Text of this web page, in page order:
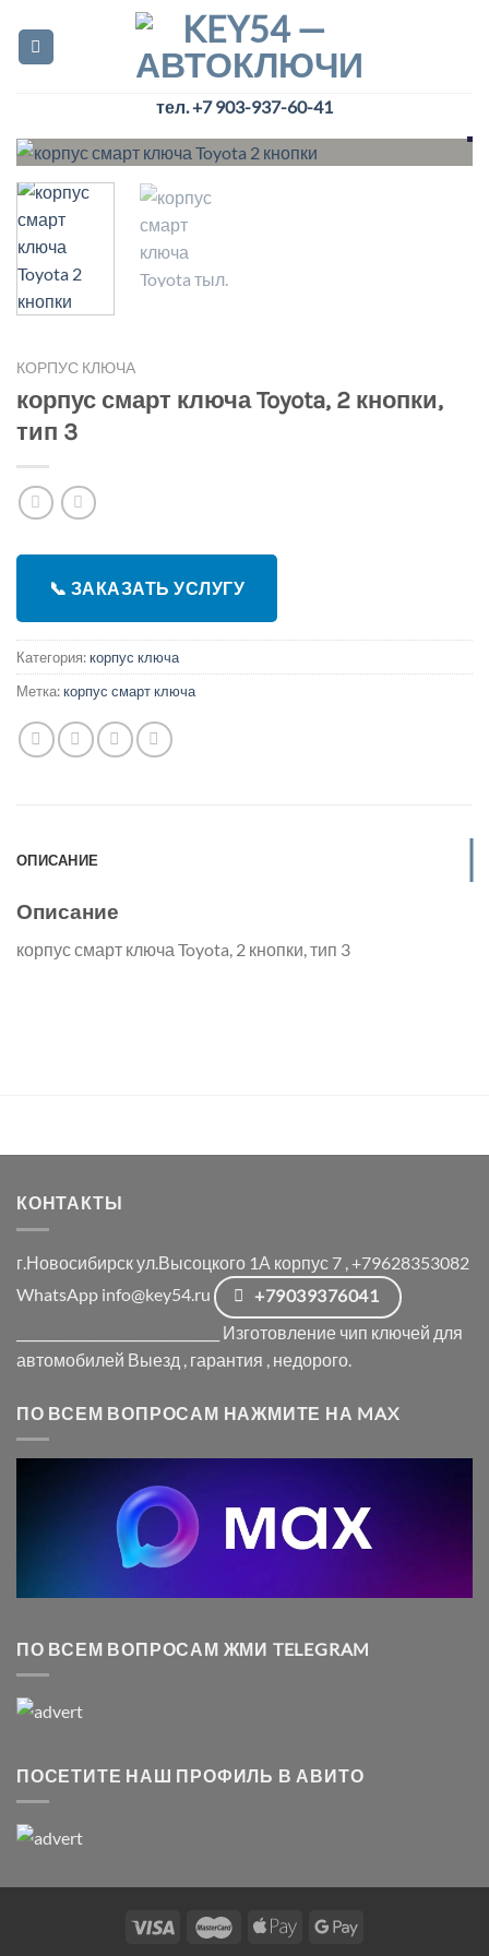
content
тел. +7 903-937-60-41
КОРПУС КЛЮЧА
корпус смарт ключа Toyota, 2 кнопки,
тип 3
📞 ЗАКАЗАТЬ УСЛУГУ
Категория:корпус ключа
Метка:корпус смарт ключа
ОПИСАНИЕ
Описание
корпус смарт ключа Toyota, 2 кнопки, тип 3
КОНТАКТЫ
г.Новосибирск ул.Высоцкого 1А корпус 7 , +79628353082
WhatsApp info@key54.ru
+79039376041
_______________________________ Изготовление чип ключей для
автомобилей Выезд , гарантия , недорого.
ПО ВСЕМ ВОПРОСАМ НАЖМИТЕ НА MAX
ПО ВСЕМ ВОПРОСАМ ЖМИ TELEGRAM
ПОСЕТИТЕ НАШ ПРОФИЛЬ В АВИТО